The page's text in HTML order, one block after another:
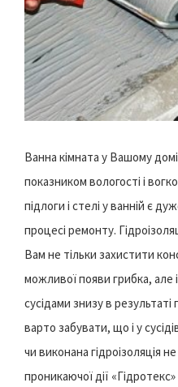
Ванна кімната у Вашому
показником вологості і
підлоги і стелі у ванній є
процесі ремонту.
Вам не тільки захистити
можливої появи грибка, але
сусідами знизу в
варто забувати, що і у
чи виконана гідроізоляція
проникаючої дії